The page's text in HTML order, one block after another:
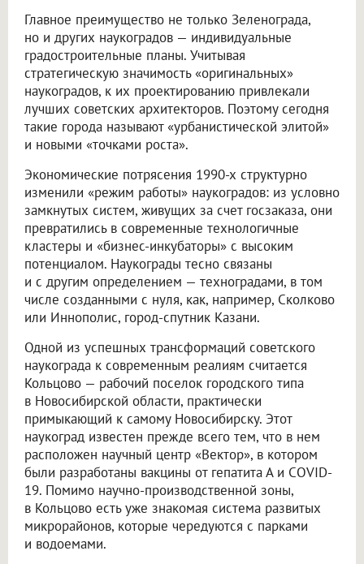
Главное преимущество не только Зеленограда,
но и других наукоградов — индивидуальные
градостроительные планы. Учитывая
стратегическую значимость «оригинальных»
наукоградов, к их проектированию привлекали
лучших советских архитекторов. Поэтому сегодня
такие города называют «урбанистической элитой»
и новыми «точками роста».
Экономические потрясения 1990-х структурно
изменили «режим работы» наукоградов: из условно
замкнутых систем, живущих за счет госзаказа, они
превратились в современные технологичные
кластеры и «бизнес-инкубаторы» с высоким
потенциалом. Наукограды тесно связаны
и с другим определением — техноградами, в том
числе созданными с нуля, как, например, Сколково
или Иннополис, город-спутник Казани.
Одной из успешных трансформаций советского
наукограда к современным реалиям считается
Кольцово — рабочий поселок городского типа
в Новосибирской области, практически
примыкающий к самому Новосибирску. Этот
наукоград известен прежде всего тем, что в нем
расположен научный центр «Вектор», в котором
были разработаны вакцины от гепатита А и COVID-
19. Помимо научно-производственной зоны,
в Кольцово есть уже знакомая система развитых
микрорайонов, которые чередуются с парками
и водоемами.